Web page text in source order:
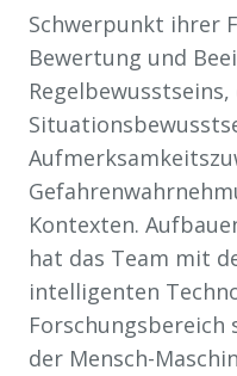
Schwerpunkt ihrer
Bewertung und
Regelbewusstseins,
Kontexten.
hat das Team mit
intelligenten
Forschungsbereich
der Mensch-